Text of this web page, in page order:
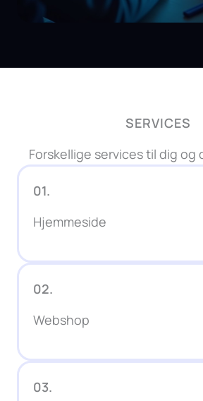
SERVICES
Forskellige services til dig og
01.
Hjemmeside
02.
Webshop
03.